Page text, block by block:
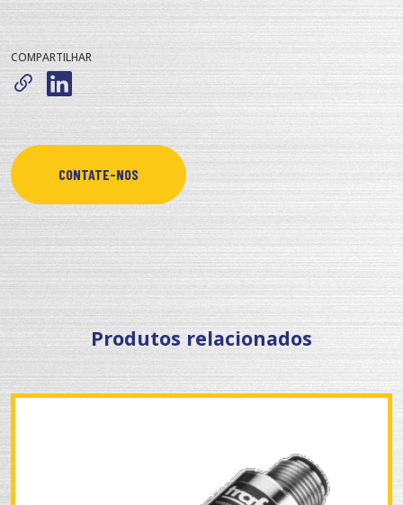
COMPARTILHAR
CONTATE-NOS
Produtos relacionados